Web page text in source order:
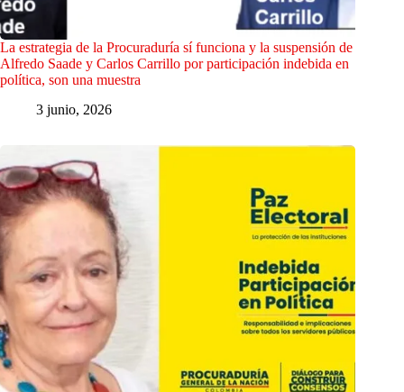
La estrategia de la Procuraduría sí funciona y la suspensión de
Alfredo Saade y Carlos Carrillo por participación indebida en
política, son una muestra
3 junio, 2026